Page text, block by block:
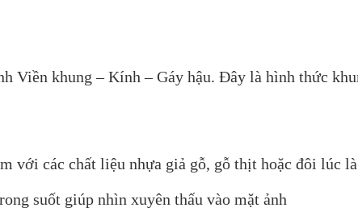
Viền khung – Kính – Gáy hậu. Đây là hình thức
với các chất liệu nhựa giả gỗ, gỗ thịt hoặc đôi lúc
suốt giúp nhìn xuyên thấu vào mặt ảnh